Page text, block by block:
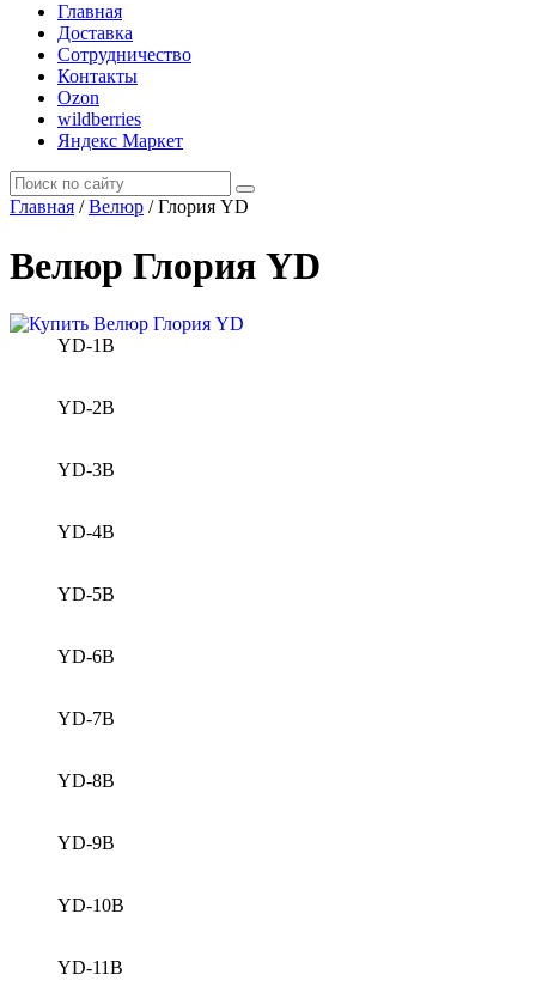
Главная
Доставка
Сотрудничество
Контакты
Ozon
wildberries
Яндекс Маркет
Главная / Велюр /Глория YD
Велюр Глория YD
YD-1B
YD-2B
YD-3B
YD-4B
YD-5B
YD-6B
YD-7B
YD-8B
YD-9B
YD-10B
YD-11B